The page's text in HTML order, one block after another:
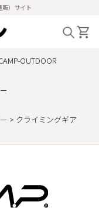
）サイト
OUTDOOR
クライミングギア